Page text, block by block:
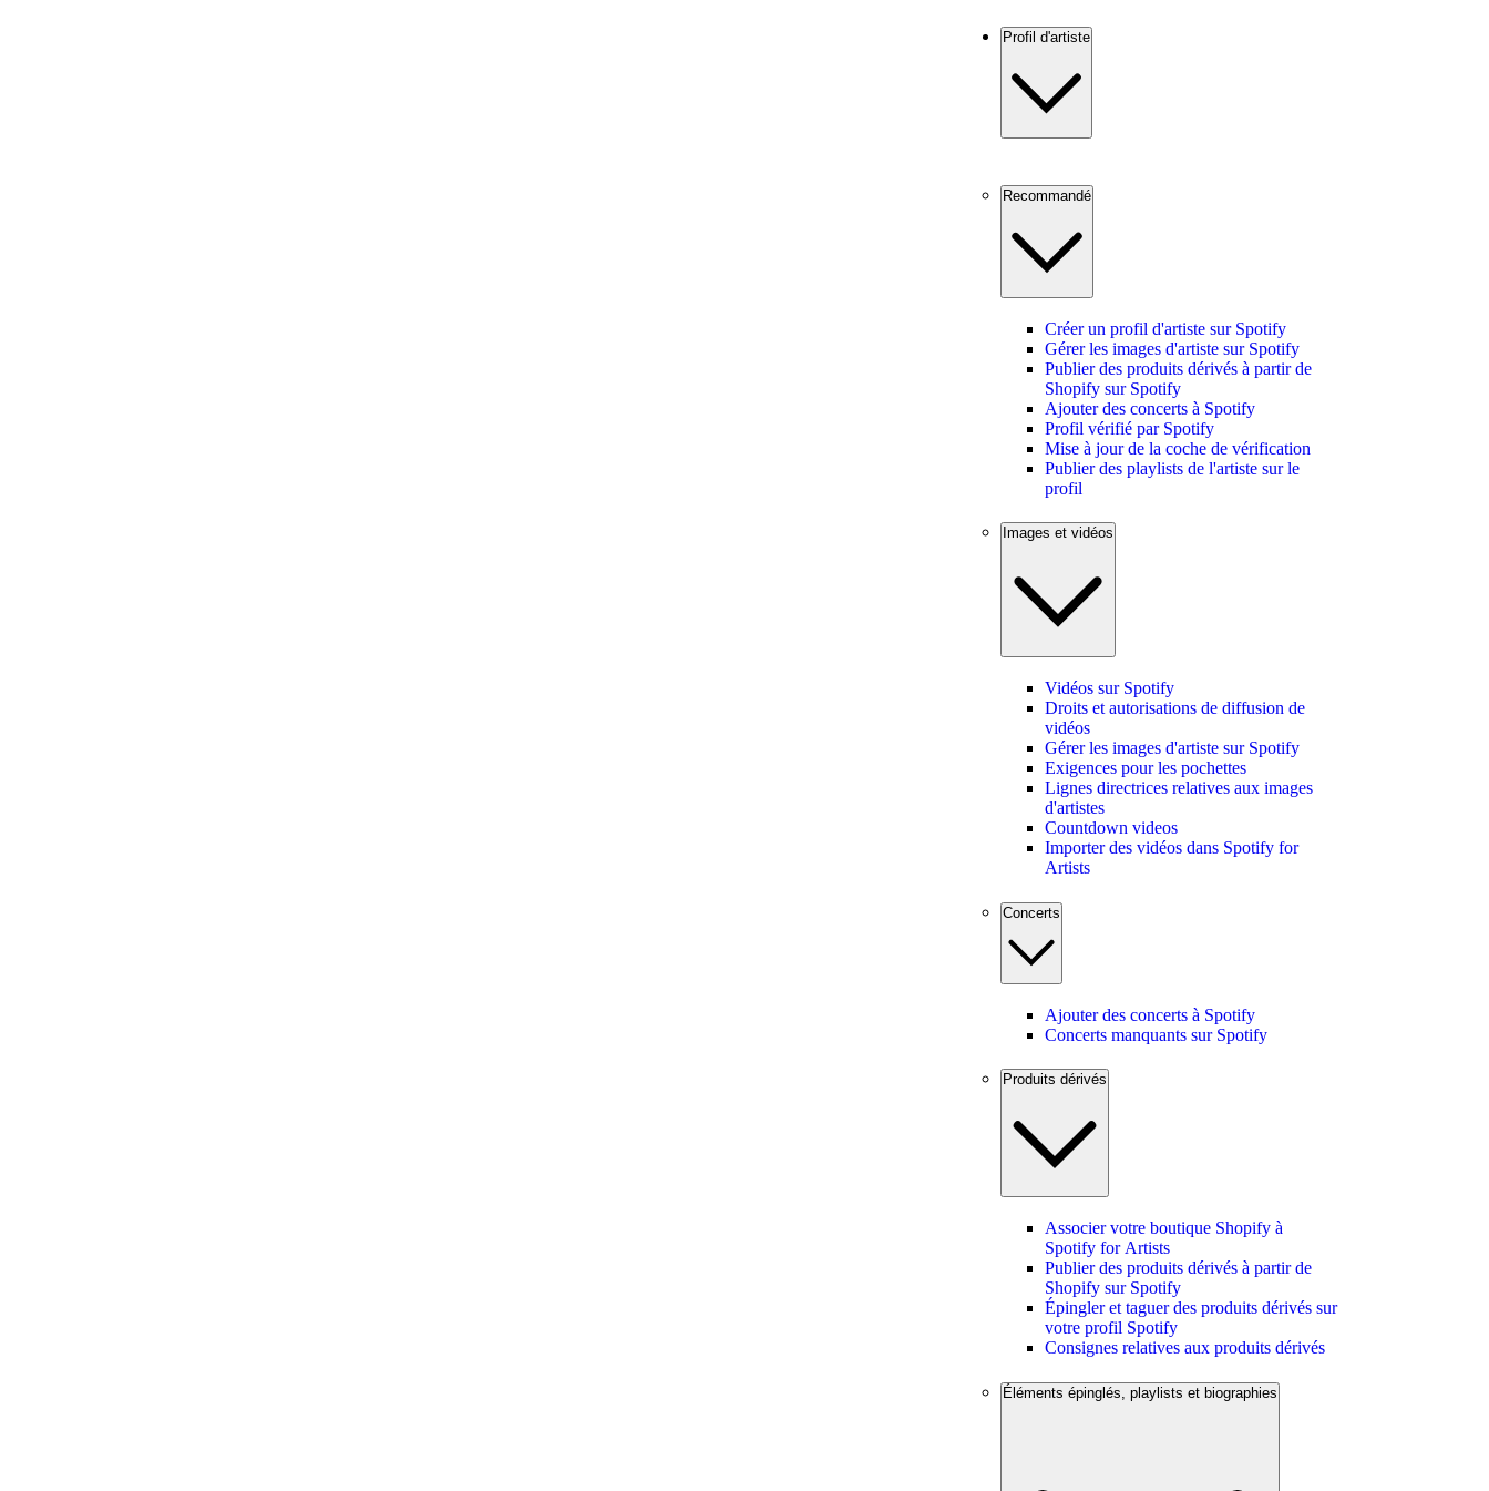
Profil d'artiste
Recommandé
Créer un profil d'artiste sur Spotify
Gérer les images d'artiste sur Spotify
Publier des produits dérivés à partir de
Shopify sur Spotify
Ajouter des concerts à Spotify
Profil vérifié par Spotify
Mise à jour de la coche de vérification
Publier des playlists de l'artiste sur le
profil
Images et vidéos
Vidéos sur Spotify
Droits et autorisations de diffusion de
vidéos
Gérer les images d'artiste sur Spotify
Exigences pour les pochettes
Lignes directrices relatives aux images
d'artistes
Countdown videos
Importer des vidéos dans Spotify for
Artists
Concerts
Ajouter des concerts à Spotify
Concerts manquants sur Spotify
Produits dérivés
Associer votre boutique Shopify à
Spotify for Artists
Publier des produits dérivés à partir de
Shopify sur Spotify
Épingler et taguer des produits dérivés sur
votre profil Spotify
Consignes relatives aux produits dérivés
Éléments épinglés, playlists et biographies